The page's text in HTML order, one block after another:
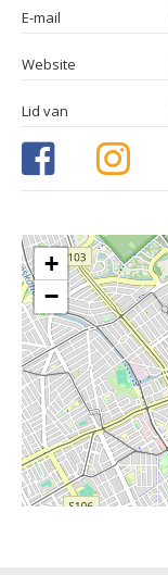
E-mail
Website
Lid van
+
−